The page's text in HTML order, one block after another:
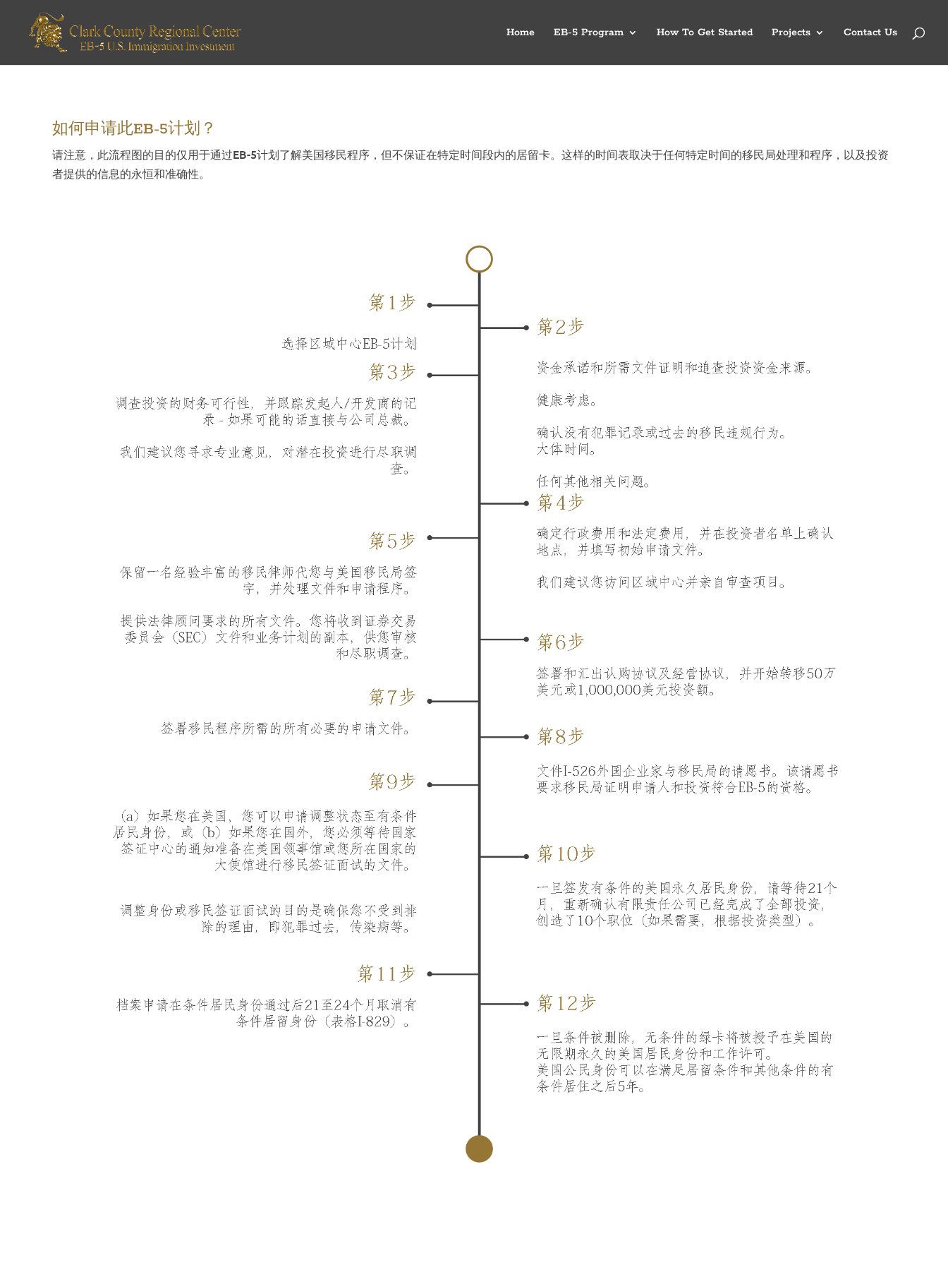
Home EB-5 Program How To Get Started Projects Contact Us
如何申请此EB-5计划？
请注意，此流程图的目的仅用于通过EB-5计划了解美国移民程序，但不保证在特定时间段内的居留卡。这样的时间表取决于任何特定时间的移民局处理和程序，以及投资
者提供的信息的永恒和准确性。